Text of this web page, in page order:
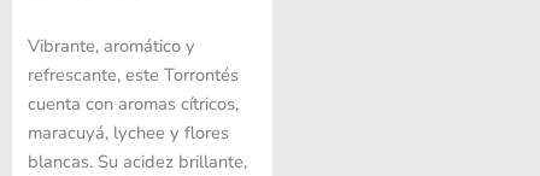
Vibrante, aromático y
refrescante, este Torrontés
cuenta con aromas cítricos,
maracuyá, lychee y flores
blancas. Su acidez brillante,